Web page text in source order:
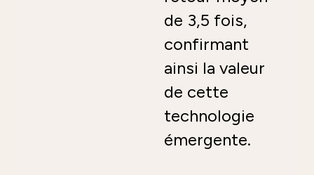
de 3,5 fois,
confirmant
ainsi la valeur
de cette
technologie
émergente.